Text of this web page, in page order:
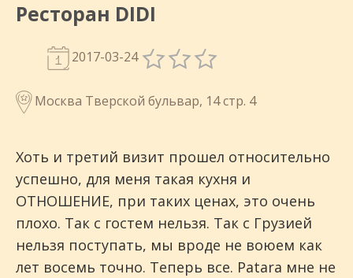
Ресторан DIDI
2017-03-24
Москва Тверской бульвар, 14 стр. 4
Хоть и третий визит прошел относительно
успешно, для меня такая кухня и
ОТНОШЕНИЕ, при таких ценах, это очень
плохо. Так с гостем нельзя. Так с Грузией
нельзя поступать, мы вроде не воюем как
лет восемь точно. Теперь все. Patara мне не